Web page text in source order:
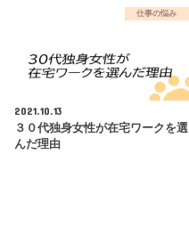
仕事の悩み
2021.10.13
３０代独身女性が在宅ワークを選
んだ理由